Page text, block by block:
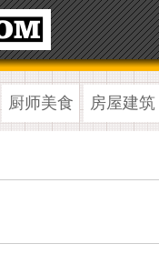
厨师美食 房屋建筑